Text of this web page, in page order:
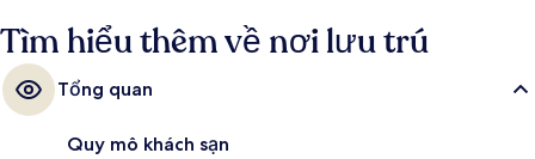
điện Opera - Vieille Ville 10 phút.
Tìm hiểu thêm về nơi lưu trú
Tổng quan
Quy mô khách sạn